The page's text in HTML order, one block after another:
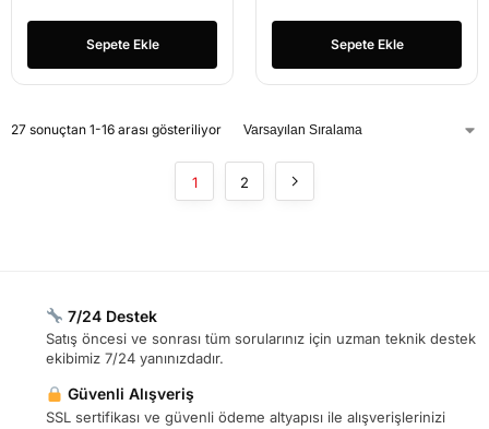
Sepete Ekle Sepete Ekle
27 sonuçtan 1-16 arası gösteriliyor
1 2
7/24 Destek
Satış öncesi ve sonrası tüm sorularınız için uzman teknik destek
ekibimiz 7/24 yanınızdadır.
Güvenli Alışveriş
SSL sertifikası ve güvenli ödeme altyapısı ile alışverişlerinizi